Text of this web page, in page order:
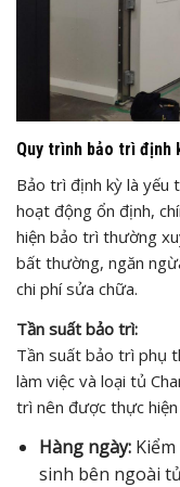
Quy trình bảo trì định
Bảo trì định kỳ là yếu
hoạt động ổn định,
hiện bảo trì thường
bất thường, ngăn
chi phí sửa chữa.
Tần suất bảo trì:
Tần suất bảo trì phụ
làm việc và loại tủ
trì nên được thực
Hàng ngày:Kiểm
sinh bên ngoài